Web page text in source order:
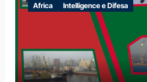
Africa Intelligence e Difesa